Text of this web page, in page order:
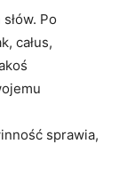
Po
całus,
sprawia,